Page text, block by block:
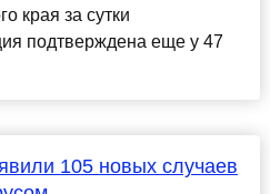
края за сутки
подтверждена еще у 47
105 новых случаев